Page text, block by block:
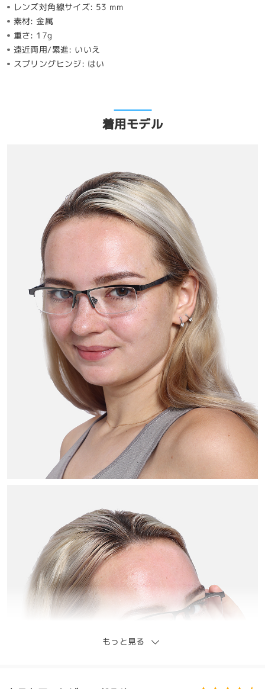
レンズ対角線サイズ: 53 mm
素材:金属
重さ: 17g
遠近両用/累進: いいえ
スプリングヒンジ: はい
着用モデル
もっと見る